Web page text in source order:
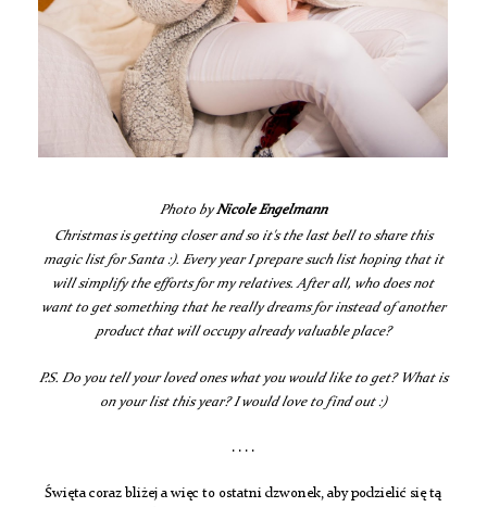
Photo byNicole Engelmann
Christmas is getting closer and so it's the last bell to share this
magic list for Santa :). Every year I prepare such list hoping that it
will simplify the efforts for my relatives. After all, who does not
want to get something that he really dreams for instead of another
product that will occupy already valuable place?
P.S. Do you tell your loved ones what you would like to get? What is
on your list this year? I would love to find out :)
. . . .
Święta coraz bliżej a więc to ostatni dzwonek, aby podzielić się tą